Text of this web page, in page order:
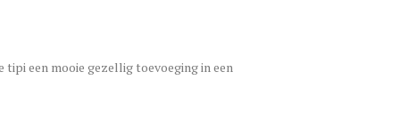
een mooie gezellig toevoeging in een